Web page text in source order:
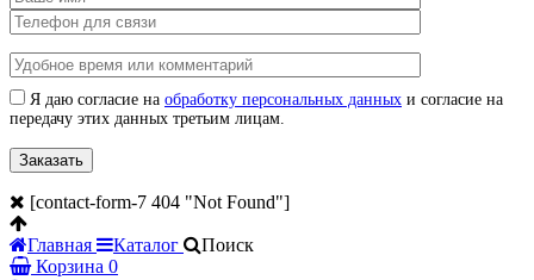
Я даю согласие на обработку персональных данных и согласие на
передачу этих данных третьим лицам.
[contact-form-7 404 "Not Found"]
Главная Каталог
Поиск
Корзина 0